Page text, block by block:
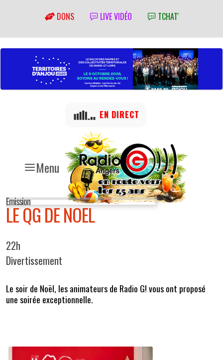
DONS LIVE VIDÉO TCHAT'
Menu
EN DIRECT
Emission
LE QG DE NOEL
22h
Divertissement
Le soir de Noël, les animateurs de Radio G! vous ont proposé
une soirée exceptionnelle.